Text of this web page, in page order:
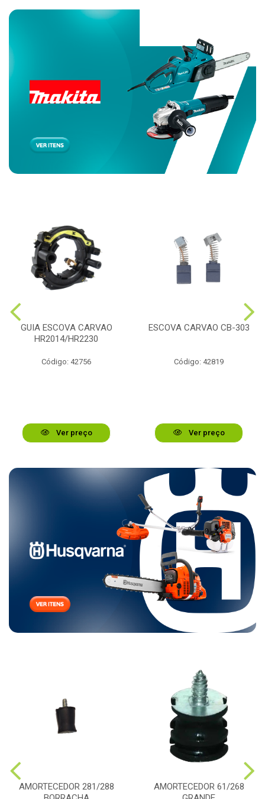
GUIA ESCOVA CARVAO
HR2014/HR2230
Código: 42756
Ver preço
ESCOVA CARVAO CB-303
Código: 42819
Ver preço
AMORTECEDOR 281/288
AMORTECEDOR 61/268